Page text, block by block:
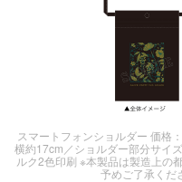
スマートフォンショルダー 価格
横約17cm／ショルダー部分サイ
ルク2色印刷 ※本製品は製造上の
予めご了承く